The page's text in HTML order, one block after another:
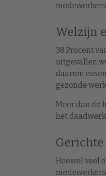
medewerkers
Welzijn
38 Procent
uitgevallen
daarom
gezonde
Meer dan de
het
Hoewel veel